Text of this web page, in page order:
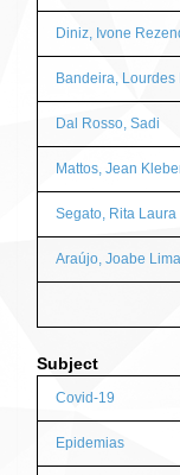
Diniz, Ivone
Bandeira, Lourdes
Dal Rosso, Sadi
Mattos, Jean
Segato, Rita Laura
Araújo, Joabe Lima
Subject
Covid-19
Epidemias